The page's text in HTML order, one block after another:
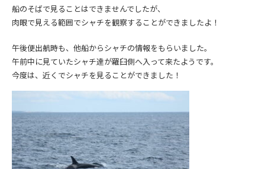
船のそばで見ることはできませんでしたが、
肉眼で見える範囲でシャチを観察することができましたよ！
午後便出航時も、他船からシャチの情報をもらいました。
午前中に見ていたシャチ達が羅臼側へ入って来たようです。
今度は、近くでシャチを見ることができました！